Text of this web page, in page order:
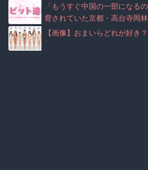
「もうすぐ中国の一部になる
脅されていた京都・高台寺岡
マナー注意で脅迫されていた事
【画像】おまいらどれが好き